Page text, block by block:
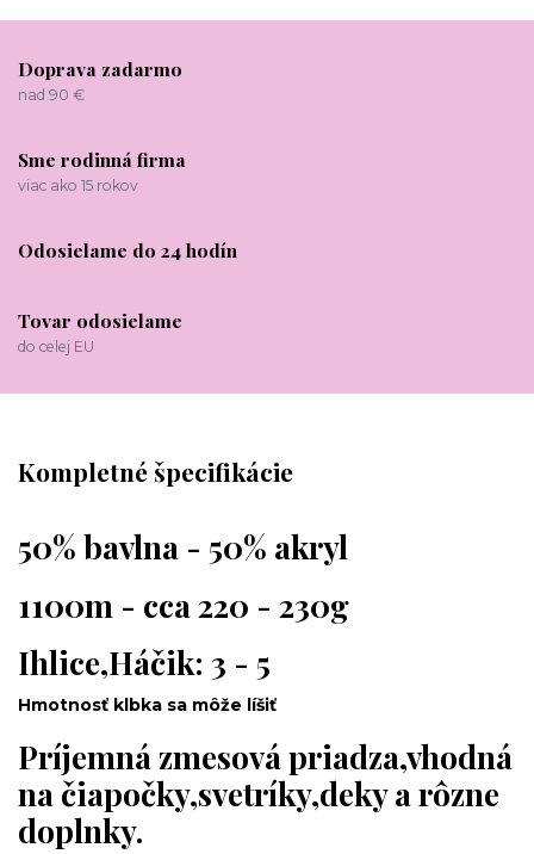
Doprava zadarmo
nad 90 €
Sme rodinná firma
viac ako 15 rokov
Odosielame do 24 hodín
Tovar odosielame
do celej EU
Kompletné špecifikácie
50% bavlna - 50% akryl
1100m - cca 220 - 230g
Ihlice,Háčik: 3 - 5
Hmotnosť klbka sa môže líšiť
Príjemná zmesová priadza,vhodná
na čiapočky,svetríky,deky a rôzne
doplnky.